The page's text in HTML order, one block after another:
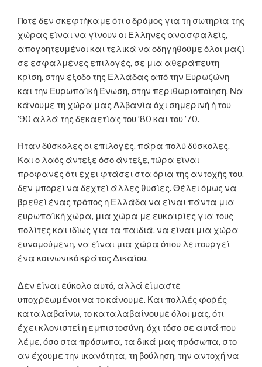
Ποτέ δεν σκεφτήκαμε ότι ο δρόμος για τη σωτηρία της
χώρας είναι να γίνουν οι Έλληνες ανασφαλείς,
απογοητευμένοι και τελικά να οδηγηθούμε όλοι μαζί
σε εσφαλμένες επιλογές, σε μια αθεράπευτη
κρίση, στην έξοδο της Ελλάδας από την Ευρωζώνη
και την Ευρωπαϊκή Ένωση, στην περιθωριοποίηση. Να
κάνουμε τη χώρα μας Αλβανία όχι σημερινή ή του
’90 αλλά της δεκαετίας του ’80 και του ’70.
Ήταν δύσκολες οι επιλογές, πάρα πολύ δύσκολες.
Και ο λαός άντεξε όσο άντεξε, τώρα είναι
προφανές ότι έχει φτάσει στα όρια της αντοχής του,
δεν μπορεί να δεχτεί άλλες θυσίες. Θέλει όμως να
βρεθεί ένας τρόπος η Ελλάδα να είναι πάντα μια
ευρωπαϊκή χώρα, μια χώρα με ευκαιρίες για τους
πολίτες και ιδίως για τα παιδιά, να είναι μια χώρα
ευνομούμενη, να είναι μια χώρα όπου λειτουργεί
ένα κοινωνικό κράτος Δικαίου.
Δεν είναι εύκολο αυτό, αλλά είμαστε
υποχρεωμένοι να το κάνουμε. Και πολλές φορές
καταλαβαίνω, το καταλαβαίνουμε όλοι μας, ότι
έχει κλονιστεί η εμπιστοσύνη, όχι τόσο σε αυτά που
λέμε, όσο στα πρόσωπα, τα δικά μας πρόσωπα, στο
αν έχουμε την ικανότητα, τη βούληση, την αντοχή να